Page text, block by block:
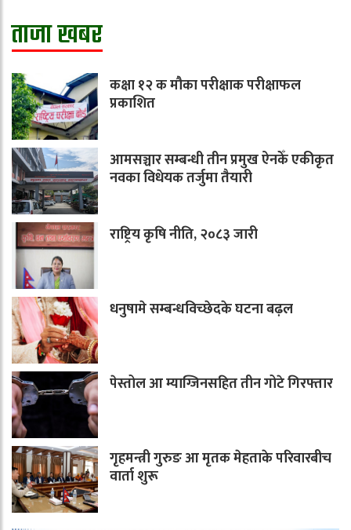
ताजा खबर
कक्षा १२ क मौका परीक्षाक परीक्षाफल
प्रकाशित
आमसञ्चार सम्बन्धी तीन प्रमुख ऐनकेँ एकीकृत
नवका विधेयक तर्जुमा तैयारी
राष्ट्रिय कृषि नीति, २०८३ जारी
धनुषामे सम्बन्धविच्छेदके घटना बढ़ल
पेस्तोल आ म्याग्जिनसहित तीन गोटे गिरफ्तार
गृहमन्त्री गुरुङ आ मृतक मेहताके परिवारबीच
वार्ता शुरू